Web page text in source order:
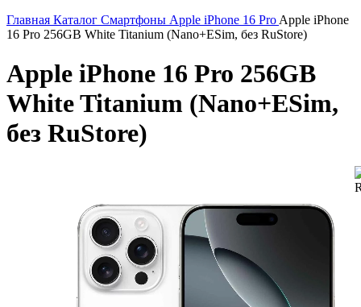
Главная Каталог Смартфоны Apple iPhone 16 Pro Apple iPhone
16 Pro 256GB White Titanium (Nano+ESim, без RuStore)
Apple iPhone 16 Pro 256GB
White Titanium (Nano+ESim,
без RuStore)